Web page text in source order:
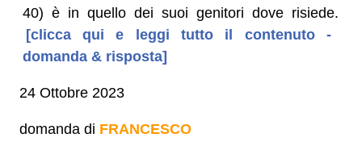
40) è in quello dei suoi genitori dove risiede.
[clicca qui e leggi tutto il contenuto -
domanda & risposta]
24 Ottobre 2023
domanda di FRANCESCO